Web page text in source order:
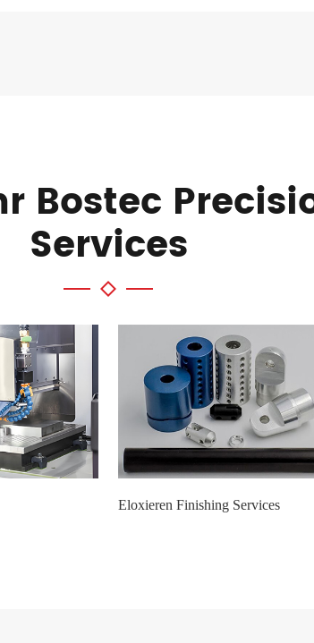
Bostec
Services
Eloxieren Finishing Services